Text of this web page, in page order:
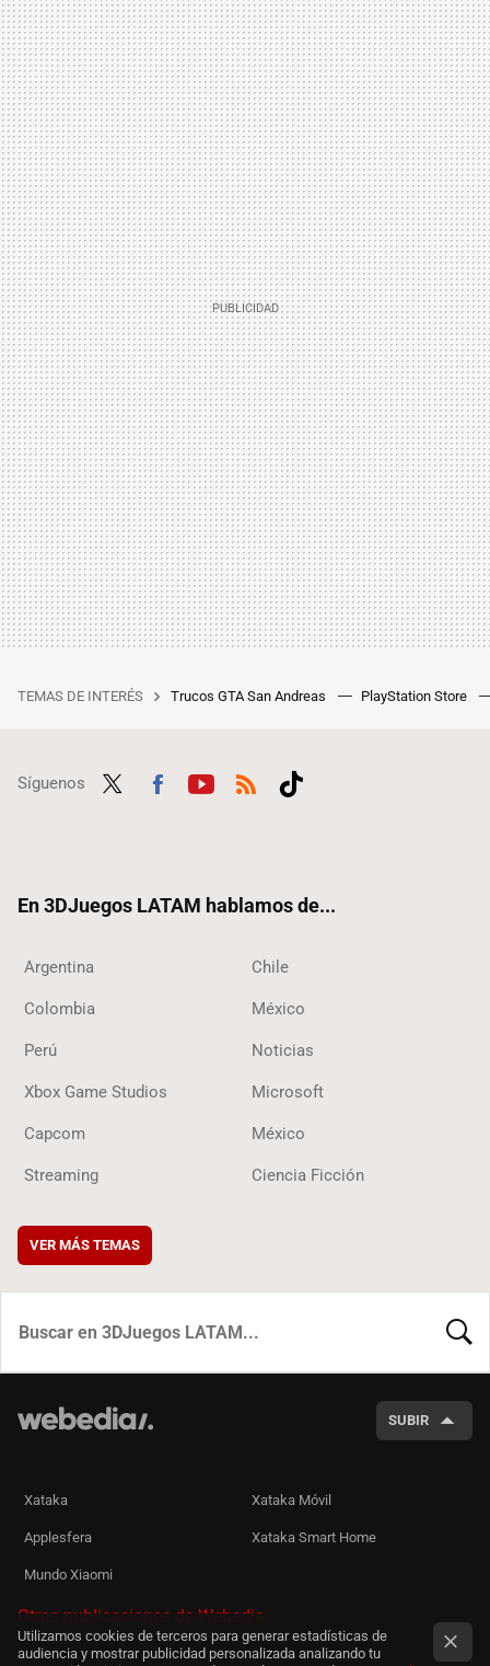
TEMAS DE INTERÉS Trucos GTA San Andreas PlayStation Store
Síguenos
En 3DJuegos LATAM hablamos de...
Argentina Chile
Colombia México
Perú Noticias
Xbox Game Studios Microsoft
Capcom México
Streaming Ciencia Ficción
VER MÁS TEMAS
SUBIR
Xataka Xataka Móvil
Applesfera Xataka Smart Home
Mundo Xiaomi
Otras publicaciones de Webedia
Utilizamos cookies de terceros para generar estadísticas de
audiencia y mostrar publicidad personalizada analizando tu